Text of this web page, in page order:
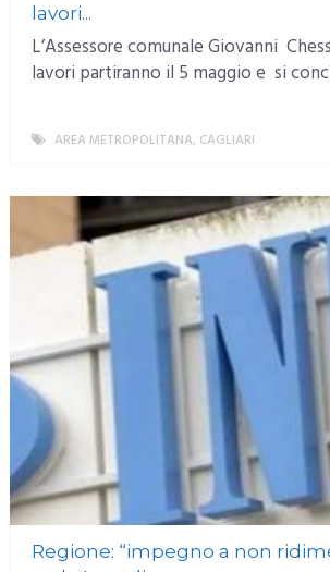
lavori...
L’Assessore comunale Giovanni
lavori partiranno il 5 maggio e si
AREA METROPOLITANA, CAGLIARI
Regione: “impegno a non